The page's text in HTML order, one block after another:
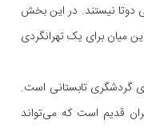
دوتا نیستند. در این بخش
میان برای یک تهرانگردی
گردشگری تابستانی است.
قدیم است که می‌تواند